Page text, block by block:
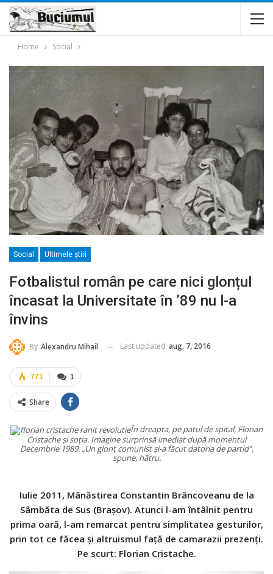
Home Social
Social Ultimele ştiri
Fotbalistul român pe care nici glonțul
încasat la Universitate în ’89 nu l-a
învins
By Alexandru Mihail Last updated aug. 7, 2016
1
771
Share
În dreapta, pe patul de spital, Florian
Cristache și soția. Imagine surprinsă imediat după momentul
Decembrie 1989. „Un glonț comunist și-a făcut datoria de partid”,
spune, hâtru.
Iulie 2011, Mânăstirea Constantin Brâncoveanu de la
Sâmbăta de Sus (Brașov). Atunci l-am întâlnit pentru
prima oară, l-am remarcat pentru simplitatea gesturilor,
prin tot ce făcea și altruismul față de camarazii prezenți.
Pe scurt: Florian Cristache.